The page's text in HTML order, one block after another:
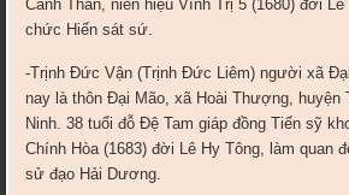
Canh Thân, niên hiệu Vĩnh Trị 5 (1680) đời
chức Hiến sát sứ.
-Trịnh Đức Vận (Trịnh Đức Liêm) người xã
nay là thôn Đại Mão, xã Hoài Thượng, huyện
Ninh. 38 tuổi đỗ Đệ Tam giáp đồng Tiến sỹ
Chính Hòa (1683) đời Lê Hy Tông, làm quan
sử đạo Hải Dương.